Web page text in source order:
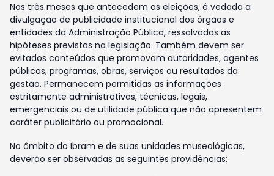
Nos três meses que antecedem as eleições, é vedada a
divulgação de publicidade institucional dos órgãos e
entidades da Administração Pública, ressalvadas as
hipóteses previstas na legislação. Também devem ser
evitados conteúdos que promovam autoridades, agentes
públicos, programas, obras, serviços ou resultados da
gestão. Permanecem permitidas as informações
estritamente administrativas, técnicas, legais,
emergenciais ou de utilidade pública que não apresentem
caráter publicitário ou promocional.
No âmbito do Ibram e de suas unidades museológicas,
deverão ser observadas as seguintes providências: